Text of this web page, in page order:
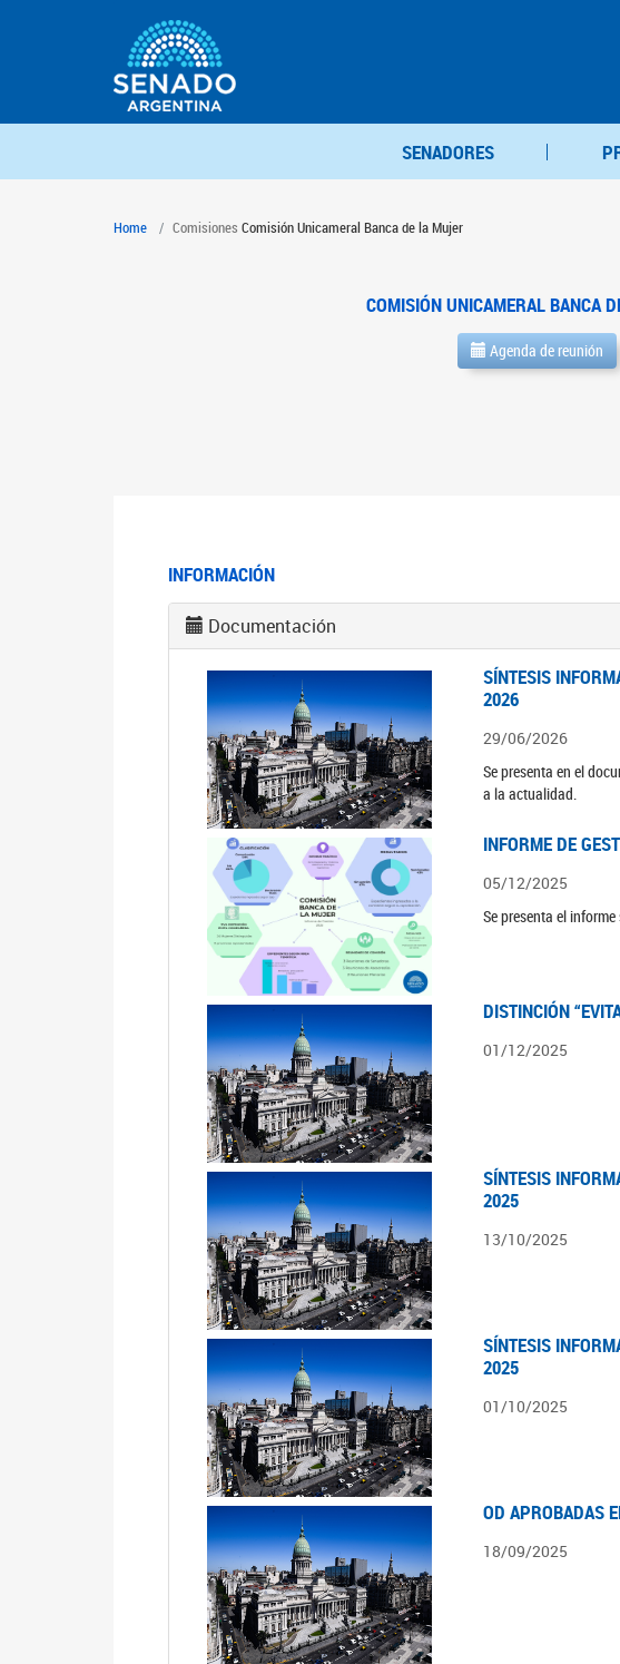
SENADORES
Home Comisiones Comisión Unicameral Banca de la Mujer
COMISIÓN UNICAMERAL BANCA
Agenda de reunión
INFORMACIÓN
Documentación
SÍNTESIS
2026
29/06/2026
Se presenta en el
a la actualidad.
INFORME DE
05/12/2025
Se presenta el
DISTINCIÓN
01/12/2025
SÍNTESIS
2025
13/10/2025
SÍNTESIS
2025
01/10/2025
OD APROBADAS
18/09/2025